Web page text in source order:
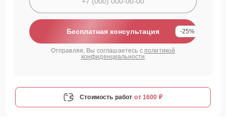
Бесплатная консультация -25%
Отправляя, Вы соглашаетесь с политикой
конфиденциальности
Стоимость работ от 1600 ₽